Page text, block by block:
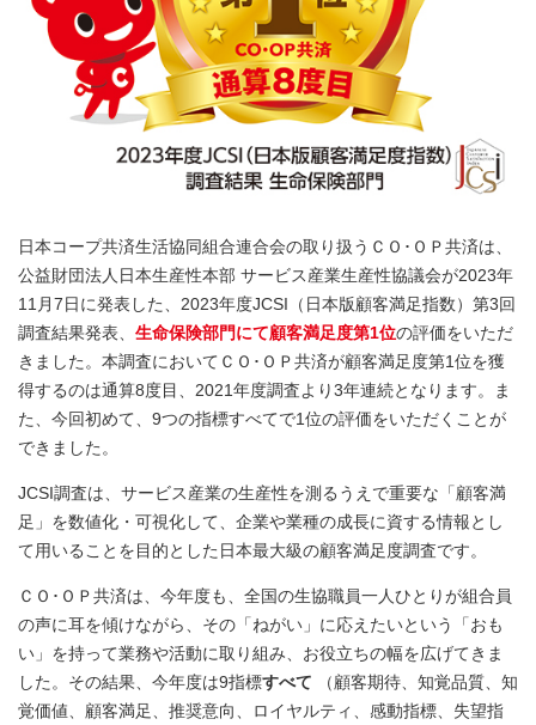
日本コープ共済生活協同組合連合会の取り扱うＣＯ･ＯＰ共済は、
公益財団法人日本生産性本部 サービス産業生産性協議会が2023年
11月7日に発表した、2023年度JCSI（日本版顧客満足指数）第3回
調査結果発表、 生命保険部門にて顧客満足度第1位の評価をいただ
きました。本調査においてＣＯ･ＯＰ共済が顧客満足度第1位を獲
得するのは通算8度目、2021年度調査より3年連続となります。ま
た、今回初めて、9つの指標すべてで1位の評価をいただくことが
できました。
JCSI調査は、サービス産業の生産性を測るうえで重要な「顧客満
足」を数値化・可視化して、企業や業種の成長に資する情報とし
て用いることを目的とした日本最大級の顧客満足度調査です。
ＣＯ･ＯＰ共済は、今年度も、全国の生協職員一人ひとりが組合員
の声に耳を傾けながら、その「ねがい」に応えたいという「おも
い」を持って業務や活動に取り組み、お役立ちの幅を広げてきま
した。その結果、今年度は9指標すべて （顧客期待、知覚品質、知
覚価値、顧客満足、推奨意向、ロイヤルティ、感動指標、失望指